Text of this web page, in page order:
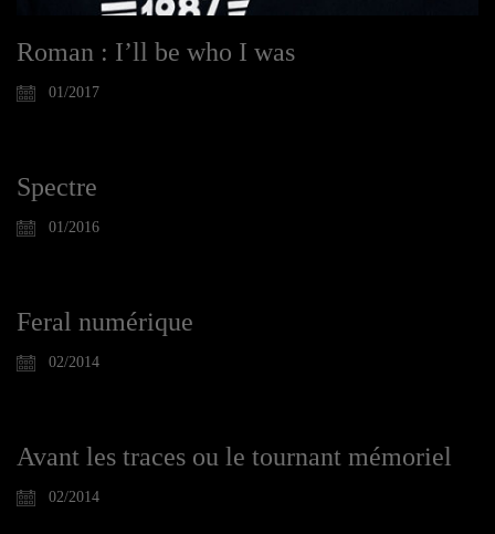
Roman : I’ll be who I was
01/2017
Spectre
01/2016
Feral numérique
02/2014
Avant les traces ou le tournant mémoriel
02/2014